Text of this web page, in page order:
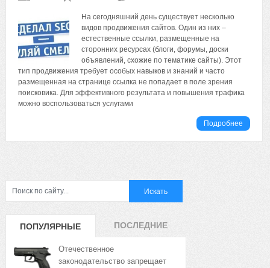
На сегодняшний день существует несколько
видов продвижения сайтов. Один из них –
естественные ссылки, размещенные на
сторонних ресурсах (блоги, форумы, доски
объявлений, схожие по тематике сайты). Этот
тип продвижения требует особых навыков и знаний и часто
размещенная на странице ссылка не попадает в поле зрения
поисковика. Для эффективного результата и повышения трафика
можно воспользоваться услугами
Подробнее
ПОПУЛЯРНЫЕ
ЗАПИСИ
ПОСЛЕДНИЕ
Отечественное
законодательство запрещает